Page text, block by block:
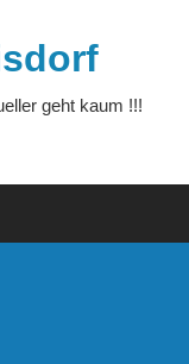
geht kaum !!!